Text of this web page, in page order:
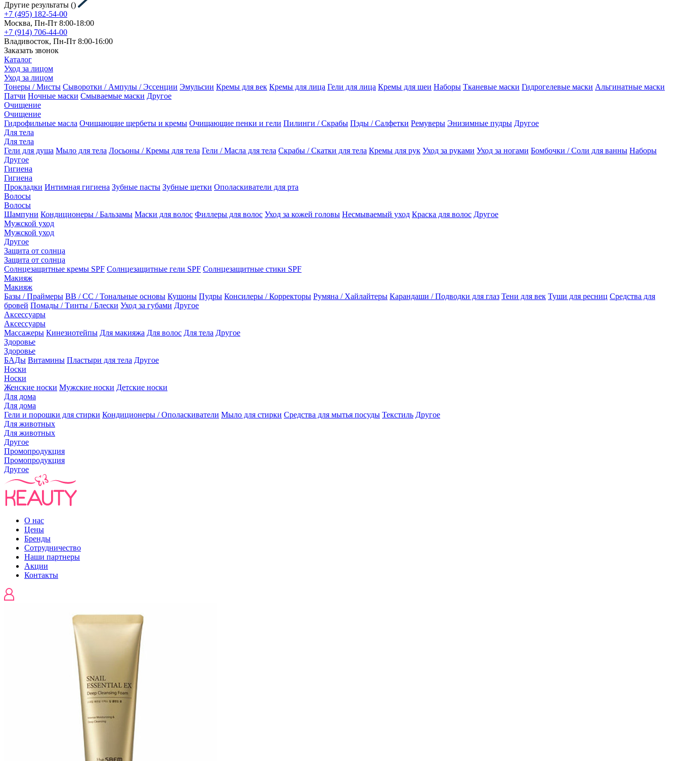
Другие результаты ()
+7 (495) 182-54-00
Москва, Пн-Пт 8:00-18:00
+7 (914) 706-44-00
Владивосток, Пн-Пт 8:00-16:00
Заказать звонок
Каталог
Уход за лицом
Уход за лицом
Тонеры / Мисты Сыворотки / Ампулы / Эссенции Эмульсии Кремы для век Кремы для лица Гели для лица Кремы для шеи Наборы Тканевые маски Гидрогелевые маски Альгинатные маски
Патчи Ночные маски Смываемые маски Другое
Очищение
Очищение
Гидрофильные масла Очищающие щербеты и кремы Очищающие пенки и гели Пилинги / Скрабы Пэды / Салфетки Ремуверы Энизимные пудры Другое
Для тела
Для тела
Гели для душа Мыло для тела Лосьоны / Кремы для тела Гели / Масла для тела Скрабы / Скатки для тела Кремы для рук Уход за руками Уход за ногами Бомбочки / Соли для ванны Наборы
Другое
Гигиена
Гигиена
Прокладки Интимная гигиена Зубные пасты Зубные щетки Ополаскиватели для рта
Волосы
Волосы
Шампуни Кондиционеры / Бальзамы Маски для волос Филлеры для волос Уход за кожей головы Несмываемый уход Краска для волос Другое
Мужской уход
Мужской уход
Другое
Защита от солнца
Защита от солнца
Солнцезащитные кремы SPF Солнцезащитные гели SPF Солнцезащитные стики SPF
Макияж
Макияж
Базы / Праймеры BB / CC / Тональные основы Кушоны Пудры Консилеры / Корректоры Румяна / Хайлайтеры Карандаши / Подводки для глаз Тени для век Туши для ресниц Средства для
бровей Помады / Тинты / Блески Уход за губами Другое
Аксессуары
Аксессуары
Массажеры Кинезиотейпы Для макияжа Для волос Для тела Другое
Здоровье
Здоровье
БАДы Витамины Пластыри для тела Другое
Носки
Носки
Женские носки Мужские носки Детские носки
Для дома
Для дома
Гели и порошки для стирки Кондиционеры / Ополаскиватели Мыло для стирки Средства для мытья посуды Текстиль Другое
Для животных
Для животных
Другое
Промопродукция
Промопродукция
Другое
О нас
Цены
Бренды
Сотрудничество
Наши партнеры
Акции
Контакты